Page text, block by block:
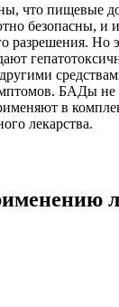
что пищевые
безопасны, и
разрешения. Но
БАДы не
в
лекарства.